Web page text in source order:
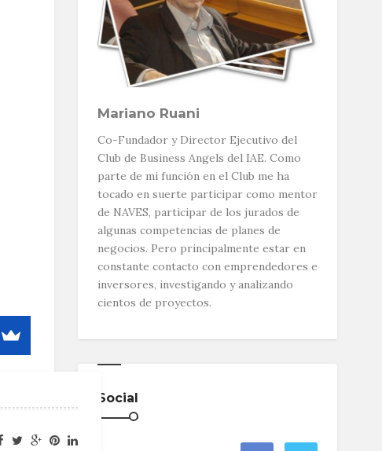
Mariano Ruani
Co-Fundador y Director Ejecutivo del
Club de Business Angels del IAE. Como
parte de mi función en el Club me ha
tocado en suerte participar como mentor
de NAVES, participar de los jurados de
algunas competencias de planes de
negocios. Pero principalmente estar en
constante contacto con emprendedores e
inversores, investigando y analizando
cientos de proyectos.
Social